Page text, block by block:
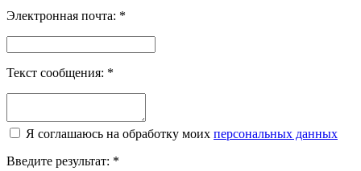
Электронная почта: *
Текст сообщения: *
Я соглашаюсь на обработку моих персональных данных
Введите результат: *